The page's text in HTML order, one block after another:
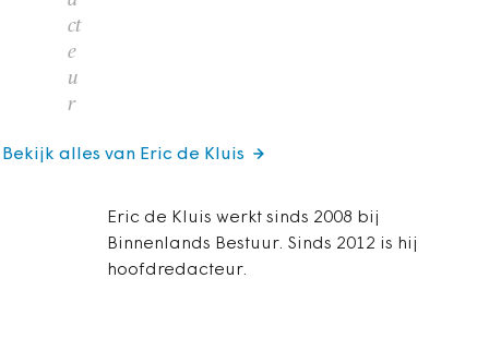
ct
e
u
r
Eric de Kluis werkt sinds 2008 bij
Binnenlands Bestuur. Sinds 2012 is hij
hoofdredacteur.
Bekijk alles van Eric de Kluis